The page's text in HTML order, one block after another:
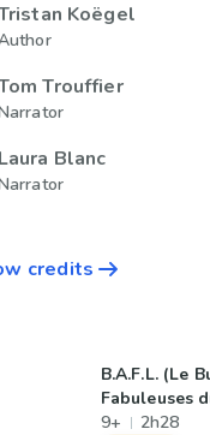
Koëgel
Trouffier
Laura Blanc
credits
B.A.F.L. (Le
Fabuleuses
9+
2h28